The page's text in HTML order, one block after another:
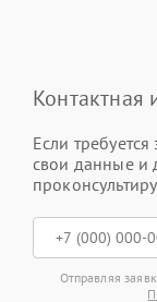
Если требуется
свои данные и
Отправляя